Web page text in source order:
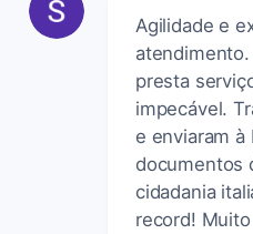
Agilidade e
presta
impecável.
e enviaram à
documentos
cidadania
record!